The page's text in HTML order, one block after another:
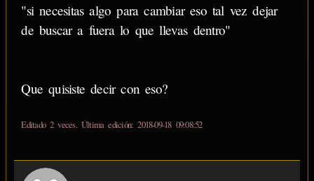
"si necesitas algo para cambiar eso tal vez dejar
de buscar a fuera lo que llevas dentro"
Que quisiste decir con eso?
Editado 2 veces. Última edición: 2018-09-18 09:08:52